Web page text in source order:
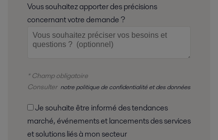
Vous souhaitez apporter des précisions
concernant votre demande ?
* Champ obligatoire
Consulter notre politique de confidentialité et des données
marché, événements et lancements des services
et solutions liés à mon secteur